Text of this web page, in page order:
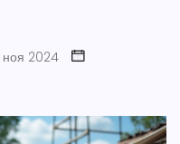
и уходу за
ноя 2024